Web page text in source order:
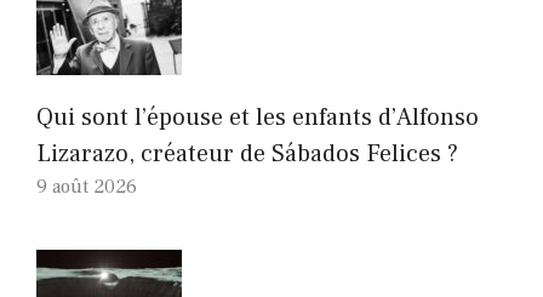
Qui sont l’épouse et les enfants d’Alfonso
Lizarazo, créateur de Sábados Felices ?
9 août 2026